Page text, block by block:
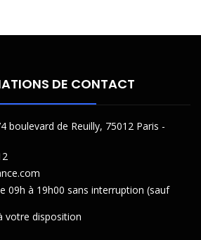
DE CONTACT
boulevard de Reuilly, 75012 Paris -
09h à 19h00 sans interruption (sauf
votre disposition